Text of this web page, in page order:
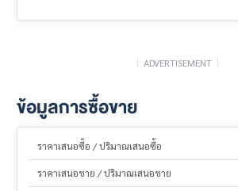
ADVERTISEMENT
ข้อมูลการซื้อขาย
ราคาเสนอซื้อ / ปริมาณเสนอซื้อ
ราคาเสนอขาย / ปริมาณเสนอขาย